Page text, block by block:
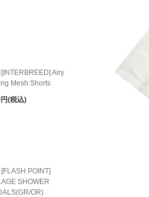
[INTERBREED] Airy
Mesh Shorts
(税込)
[FLASH POINT]
SHOWER
OR)